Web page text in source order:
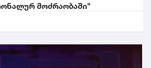
მოძრაობაში"